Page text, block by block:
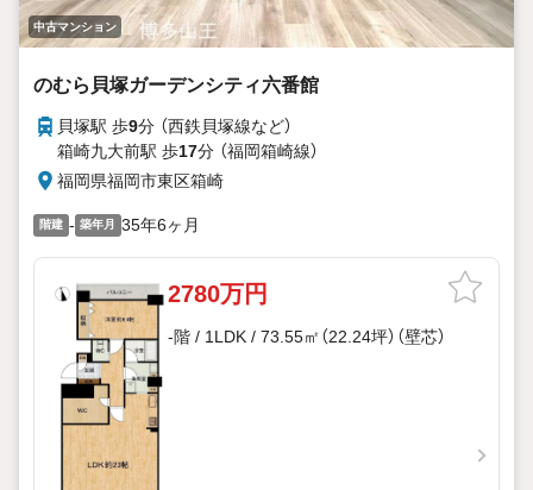
中古マンション
のむら貝塚ガーデンシティ六番館
貝塚駅 歩9分 （西鉄貝塚線など）
箱崎九大前駅 歩17分 （福岡箱崎線）
福岡県福岡市東区箱崎
階建 - 築年月 35年6ヶ月
2780万円
-階 / 1LDK / 73.55㎡（22.24坪）（壁芯）